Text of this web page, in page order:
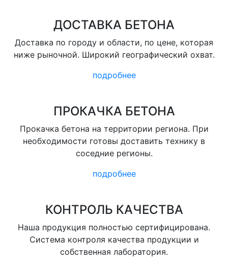
ДОСТАВКА БЕТОНА
Доставка по городу и области, по цене, которая
ниже рыночной. Широкий географический охват.
подробнее
ПРОКАЧКА БЕТОНА
Прокачка бетона на территории региона. При
необходимости готовы доставить технику в
соседние регионы.
подробнее
КОНТРОЛЬ КАЧЕСТВА
Наша продукция полностью сертифицирована.
Система контроля качества продукции и
собственная лаборатория.